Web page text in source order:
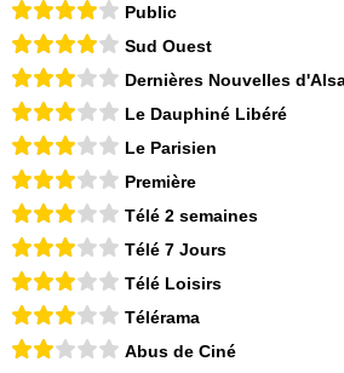
Public
Sud Ouest
Dernières Nouvelles
Le Dauphiné Libéré
Le Parisien
Première
Télé 2 semaines
Télé 7 Jours
Télé Loisirs
Télérama
Abus de Ciné